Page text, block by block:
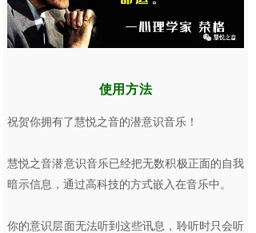
使用方法
祝贺你拥有了慧悦之音的潜意识音乐！
慧悦之音潜意识音乐已经把无数积极正面的自我
暗示信息，通过高科技的方式嵌入在音乐中。
你的意识层面无法听到这些讯息，聆听时只会听